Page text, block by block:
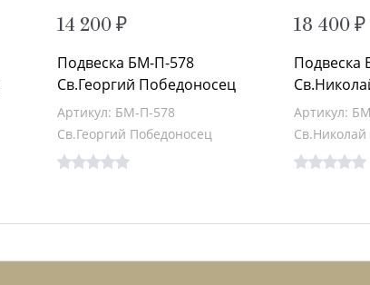
14 200 ₽
Подвеска БМ-П-578
Св.Георгий Победоносец
Артикул: БМ-П-578
Св.Георгий Победоносец
18 400 ₽
Подвеска
Артикул:
Св.Николай